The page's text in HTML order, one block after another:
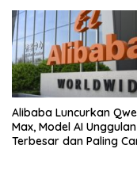
Alibaba Luncurkan
Max, Model AI Unggulan
Terbesar dan Paling